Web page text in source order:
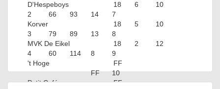
D'Hespeboys
18 6
10
2
66 93 14
7
Korver
18 5
10
3
79 89 13
8
MVK De Eikel
18 2
12
4
60 114 8
9
't Hoge
FF
FF
10
Petit Café
FF